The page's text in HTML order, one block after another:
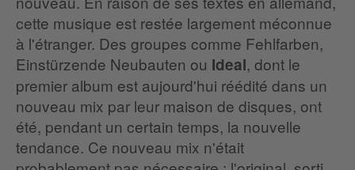
cette musique est restée largement méconnue
à l'étranger. Des groupes comme Fehlfarben,
Einstürzende Neubauten ou Ideal, dont le
premier album est aujourd'hui réédité dans un
nouveau mix par leur maison de disques, ont
été, pendant un certain temps, la nouvelle
tendance. Ce nouveau mix n'était